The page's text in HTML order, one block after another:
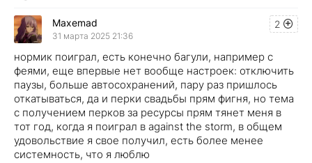
2
Maxemad
31 марта 2025 21:36
нормик поиграл, есть конечно багули, например с
феями, еще впервые нет вообще настроек: отключить
паузы, больше автосохранений, пару раз пришлось
откатываться, да и перки свадьбы прям фигня, но тема
с получением перков за ресурсы прям тянет меня в
тот год, когда я поиграл в against the storm, в общем
удовольствие я свое получил, есть более менее
системность, что я люблю